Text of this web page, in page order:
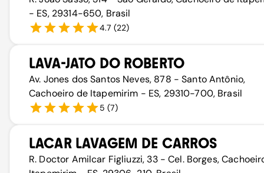
- ES, 29314-650, Brasil
4.7 (22)
LAVA-JATO DO ROBERTO
Av. Jones dos Santos Neves, 878 - Santo Antônio,
Cachoeiro de Itapemirim - ES, 29310-700, Brasil
5 (7)
LACAR LAVAGEM DE CARROS
R. Doctor Amilcar Figliuzzi, 33 - Cel. Borges,